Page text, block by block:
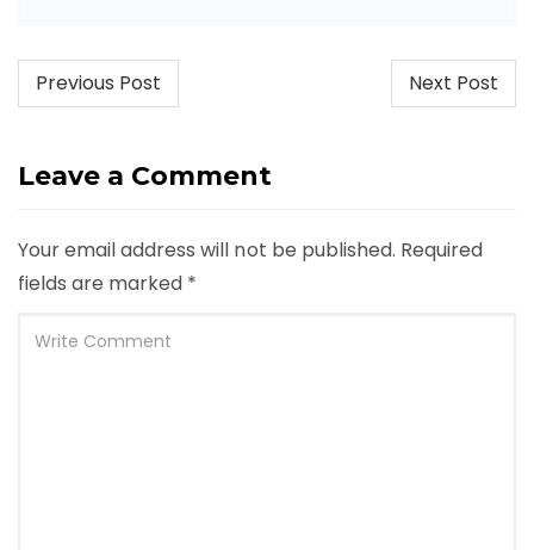
Post
Previous Post Next Post
Leave a Comment
Your email address will not be published. Required
fields are marked *